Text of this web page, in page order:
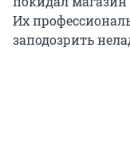
Их
заподозрить